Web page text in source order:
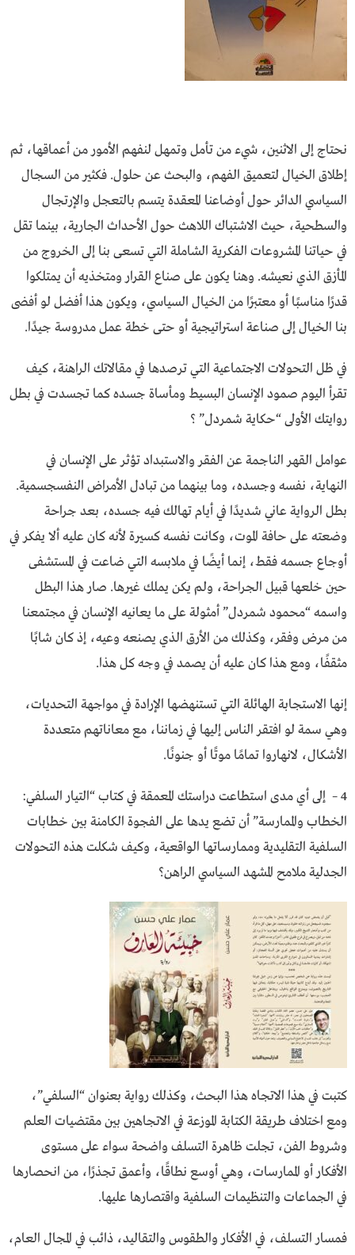
نحتاج إلى الاثنين، شيء من تأمل وتمهل لنفهم الأمور من أعماقها، ثم
إطلاق الخيال لتعميق الفهم، والبحث عن حلول. فكثير من السجال
السياسي الدائر حول أوضاعنا المعقدة يتسم بالتعجل والإرتجال
والسطحية، حيث الاشتباك اللاهث حول الأحداث الجارية، بينما تقل
في حياتنا المشروعات الفكرية الشاملة التي تسعى بنا إلى الخروج من
المأزق الذي نعيشه. وهنا يكون على صناع القرار ومتخذيه أن يمتلكوا
قدرًا مناسبًا أو معتبرًا من الخيال السياسي، ويكون هذا أفضل لو أفضى
بنا الخيال إلى صناعة استراتيجية أو حتى خطة عمل مدروسة جيدًا.
في ظل التحولات الاجتماعية التي ترصدها في مقالاتك الراهنة، كيف
تقرأ اليوم صمود الإنسان البسيط ومأساة جسده كما تجسدت في بطل
روايتك الأولى “حكاية شمردل” ؟
عوامل القهر الناجمة عن الفقر والاستبداد تؤثر على الإنسان في
النهاية، نفسه وجسده، وما بينهما من تبادل الأمراض النفسجسمية.
بطل الرواية عاني شديدًا في أيام تهالك فيه جسده، بعد جراحة
وضعته على حافة الموت، وكانت نفسه كسيرة لأنه كان عليه ألا يفكر في
أوجاع جسمه فقط، إنما أيضًا في ملابسه التي ضاعت في المستشفى
حين خلعها قبيل الجراحة، ولم يكن يملك غيرها. صار هذا البطل
واسمه “محمود شمردل” أمثولة على ما يعانيه الإنسان في مجتمعنا
من مرض وفقر، وكذلك من الأرق الذي يصنعه وعيه، إذ كان شابًا
مثقفًا، ومع هذا كان عليه أن يصمد في وجه كل هذا.
إنها الاستجابة الهائلة التي تستنهضها الإرادة في مواجهة التحديات،
وهي سمة لو افتقر الناس إليها في زماننا، مع معاناتهم متعددة
الأشكال، لانهاروا تمامًا موتًا أو جنونًا.
4 – إلى أي مدى استطاعت دراستك المعمقة في كتاب “التيار السلفي:
الخطاب والممارسة” أن تضع يدها على الفجوة الكامنة بين خطابات
السلفية التقليدية وممارساتها الواقعية، وكيف شكلت هذه التحولات
الجدلية ملامح المشهد السياسي الراهن؟
كتبت في هذا الاتجاه هذا البحث، وكذلك رواية بعنوان “السلفي”،
ومع اختلاف طريقة الكتابة الموزعة في الاتجاهين بين مقتضيات العلم
وشروط الفن، تجلت ظاهرة التسلف واضحة سواء على مستوى
الأفكار أو الممارسات، وهي أوسع نطاقًا، وأعمق تجذرًا، من انحصارها
في الجماعات والتنظيمات السلفية واقتصارها عليها.
فمسار التسلف، في الأفكار والطقوس والتقاليد، ذائب في المجال العام،